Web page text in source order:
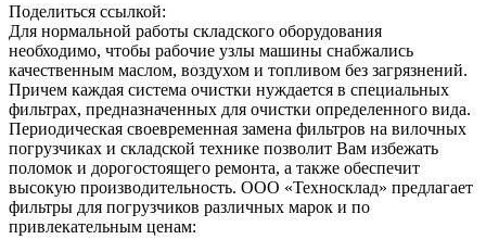
Поделиться ссылкой:
Для нормальной работы складского оборудования
необходимо, чтобы рабочие узлы машины снабжались
качественным маслом, воздухом и топливом без загрязнений.
Причем каждая система очистки нуждается в специальных
фильтрах, предназначенных для очистки определенного вида.
Периодическая своевременная замена фильтров на вилочных
погрузчиках и складской технике позволит Вам избежать
поломок и дорогостоящего ремонта, а также обеспечит
высокую производительность. ООО «Техносклад» предлагает
фильтры для погрузчиков различных марок и по
привлекательным ценам: